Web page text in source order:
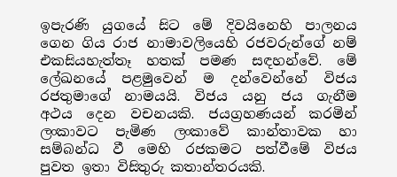
ඉපැරණි යුගයේ සිට මේ දිවයිනෙහි පාලනය
ගෙන ගිය රාජ නාමාවලියෙහි රජවරුන්ගේ නම්
එකසියහැත්තෑ හතක් පමණ සඳහන්වේ. මේ
ලේඛනයේ පළමුවෙන් ම දන්වෙන්නේ විජය
රජතුමාගේ නාමයයි. විජය යනු ජය ගැනීම
අථය දෙන වචනයකි. ජයග්‍රහණයන් කරමින්
ලංකාවට පැමිණ ලංකාවේ කාන්තාවක හා
සම්බන්ධ වී මෙහි රජකමට පත්වීමේ විජය
පුවත ඉතා විසිතුරු කතාන්තරයකි.